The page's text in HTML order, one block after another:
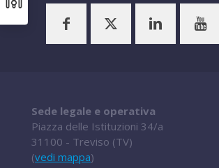
Sede legale e operativa
Piazza delle Istituzioni 34/a
31100 - Treviso (TV)
(vedi mappa)